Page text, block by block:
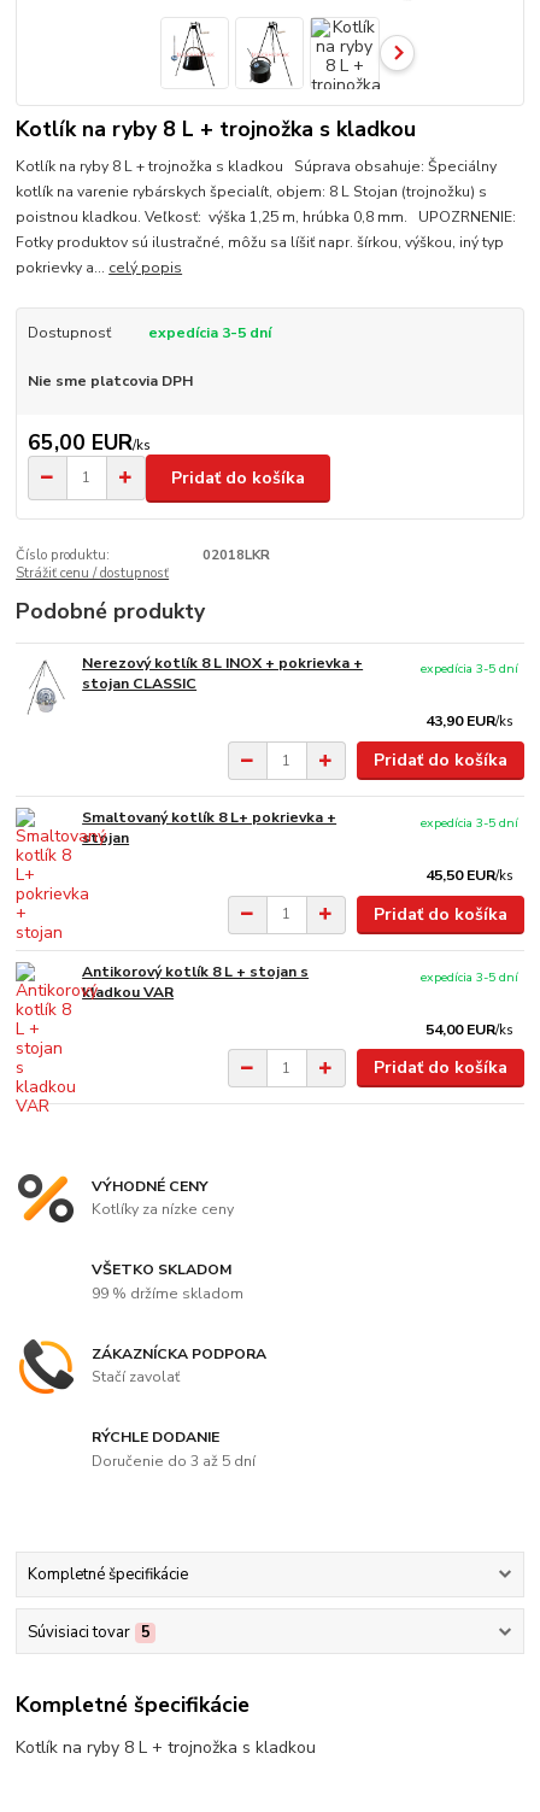
Kotlík na ryby 8 L + trojnožka s kladkou
Kotlík na ryby 8 L + trojnožka s kladkou Súprava obsahuje: Špeciálny
kotlík na varenie rybárskych špecialít, objem: 8 L Stojan (trojnožku) s
poistnou kladkou. Veľkosť: výška 1,25 m, hrúbka 0,8 mm. UPOZRNENIE:
Fotky produktov sú ilustračné, môžu sa líšiť napr. šírkou, výškou, iný typ
pokrievky a... celý popis
Dostupnosť expedícia 3-5 dní
Nie sme platcovia DPH
65,00 EUR/ks
Pridať do košíka
Číslo produktu:
02018LKR
Strážiť cenu / dostupnosť
Podobné produkty
Nerezový kotlík 8 L INOX + pokrievka +
stojan CLASSIC
43,90 EUR/ks
expedícia 3-5 dní
Pridať do košíka
Smaltovaný kotlík 8 L+ pokrievka +
stojan
45,50 EUR/ks
expedícia 3-5 dní
Pridať do košíka
Antikorový kotlík 8 L + stojan s
kladkou VAR
54,00 EUR/ks
expedícia 3-5 dní
Pridať do košíka
VÝHODNÉ CENY
Kotlíky za nízke ceny
VŠETKO SKLADOM
99 % držíme skladom
ZÁKAZNÍCKA PODPORA
Stačí zavolať
RÝCHLE DODANIE
Doručenie do 3 až 5 dní
Kompletné špecifikácie
Súvisiaci tovar 5
Kompletné špecifikácie
Kotlík na ryby 8 L + trojnožka s kladkou